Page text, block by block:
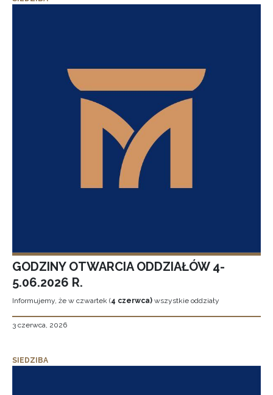
GODZINY OTWARCIA ODDZIAŁÓW 4-
5.06.2026 R.
Informujemy, że w czwartek (4 czerwca) wszystkie oddziały
3 czerwca, 2026
SIEDZIBA